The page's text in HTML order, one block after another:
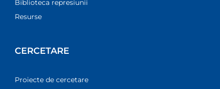
Biblioteca represiunii
Resurse
CERCETARE
Proiecte de cercetare